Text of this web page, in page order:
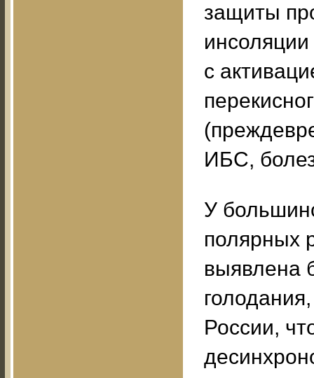
защиты
с
ИБС,
У
полярных
выявлена
России,